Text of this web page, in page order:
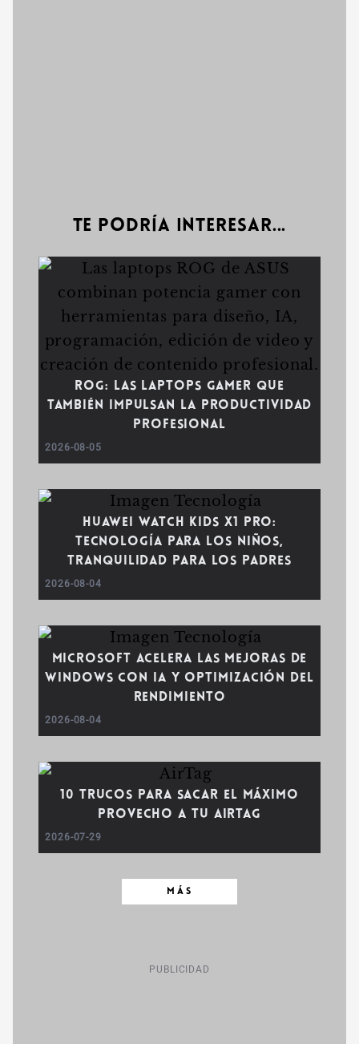
Te podría interesar...
ROG: las laptops gamer que
también impulsan la productividad
profesional
2026-08-05
Huawei WATCH Kids X1 Pro:
tecnología para los niños,
tranquilidad para los padres
2026-08-04
Microsoft acelera las mejoras de
Windows con IA y optimización del
rendimiento
2026-08-04
10 trucos para sacar el máximo
provecho a tu AirTag
2026-07-29
MÁS
PUBLICIDAD